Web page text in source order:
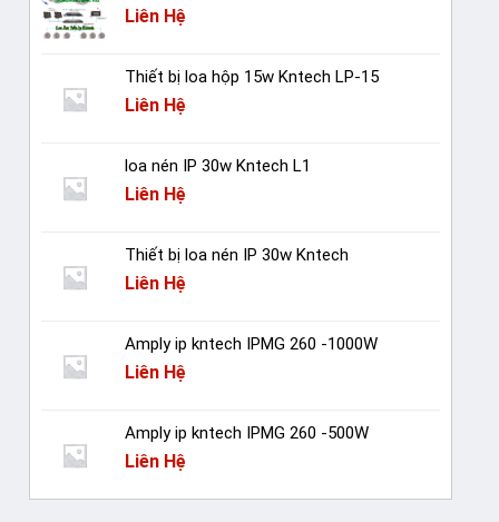
Liên Hệ
Thiết bị loa hộp 15w Kntech LP-15
Liên Hệ
loa nén IP 30w Kntech L1
Liên Hệ
Thiết bị loa nén IP 30w Kntech
Liên Hệ
Amply ip kntech IPMG 260 -1000W
Liên Hệ
Amply ip kntech IPMG 260 -500W
Liên Hệ